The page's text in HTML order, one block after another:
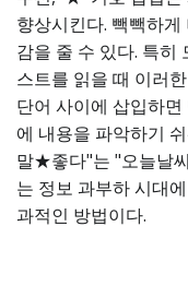
향상시킨다. 빽빽하
감을 줄 수 있다. 특히
스트를 읽을 때 이러
단어 사이에 삽입하
에 내용을 파악하기
말★좋다"는 "오늘날
는 정보 과부하 시대
과적인 방법이다.